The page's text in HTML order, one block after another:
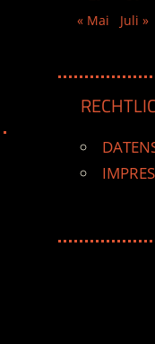
« Mai
Juli »